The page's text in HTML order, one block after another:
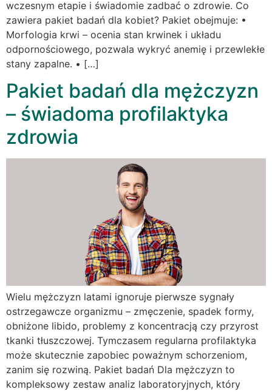
wczesnym etapie i świadomie zadbać o zdrowie. Co
zawiera pakiet badań dla kobiet? Pakiet obejmuje: •
Morfologia krwi – ocenia stan krwinek i układu
odpornościowego, pozwala wykryć anemię i przewlekłe
stany zapalne. • […]
Pakiet badań dla mężczyzn
– świadoma profilaktyka
zdrowia
Wielu mężczyzn latami ignoruje pierwsze sygnały
ostrzegawcze organizmu – zmęczenie, spadek formy,
obniżone libido, problemy z koncentracją czy przyrost
tkanki tłuszczowej. Tymczasem regularna profilaktyka
może skutecznie zapobiec poważnym schorzeniom,
zanim się rozwiną. Pakiet badań Dla mężczyzn to
kompleksowy zestaw analiz laboratoryjnych, który